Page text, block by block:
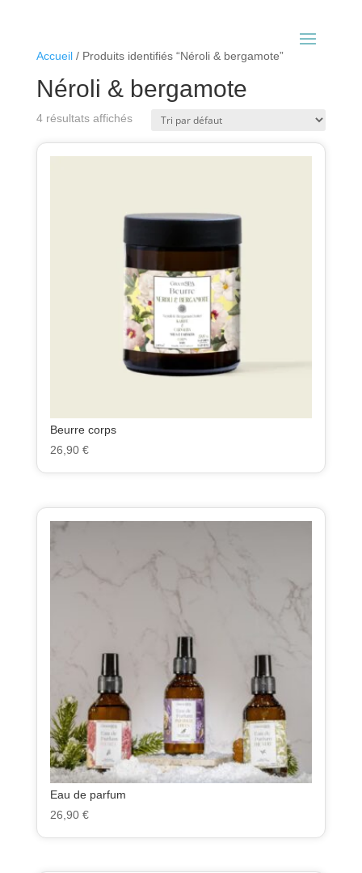
Accueil/ Produits identifiés “Néroli & bergamote”
Néroli & bergamote
4 résultats affichés
Beurre corps
26,90 €
Eau de parfum
26,90 €